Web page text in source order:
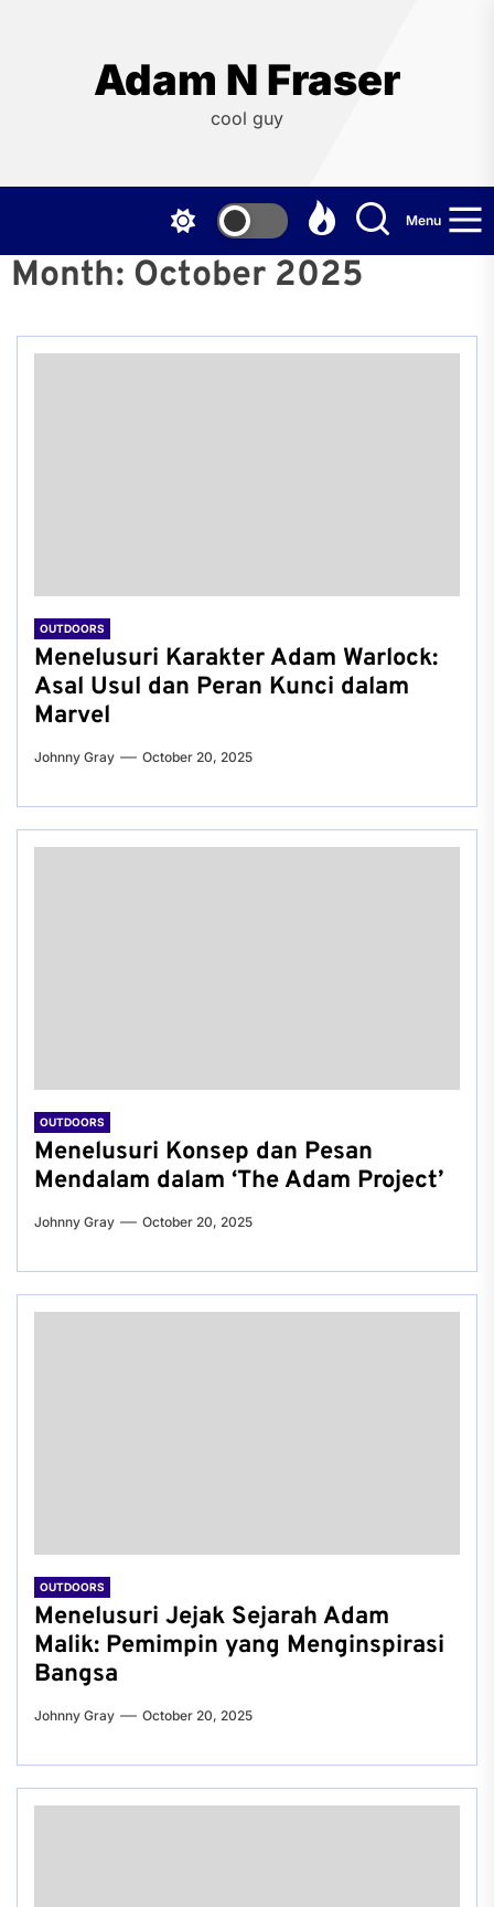
Adam N Fraser
cool guy
Menu
Month: October 2025
OUTDOORS
Menelusuri Karakter Adam Warlock:
Asal Usul dan Peran Kunci dalam
Marvel
Johnny Gray October 20, 2025
OUTDOORS
Menelusuri Konsep dan Pesan
Mendalam dalam ‘The Adam Project’
Johnny Gray October 20, 2025
OUTDOORS
Menelusuri Jejak Sejarah Adam
Malik: Pemimpin yang Menginspirasi
Bangsa
Johnny Gray October 20, 2025